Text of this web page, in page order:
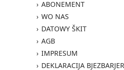
ABONEMENT
WO NAS
DATOWY ŠKIT
AGB
IMPRESUM
DEKLARACIJA